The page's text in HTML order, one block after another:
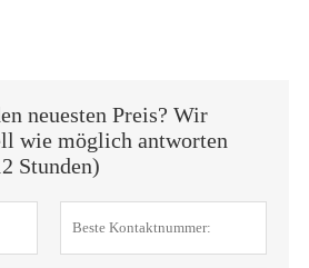
neuesten Preis? Wir
wie möglich antworten
Stunden)